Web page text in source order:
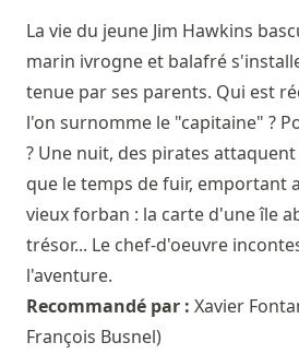
La vie du jeune Jim Hawkins
marin ivrogne et balafré
tenue par ses parents. Qui est
l'on surnomme le "capitaine" ?
? Une nuit, des pirates attaquent
que le temps de fuir, emportant
vieux forban : la carte d'une île
trésor... Le chef-d'oeuvre
l'aventure.
Recommandé par : Xavier
François Busnel)